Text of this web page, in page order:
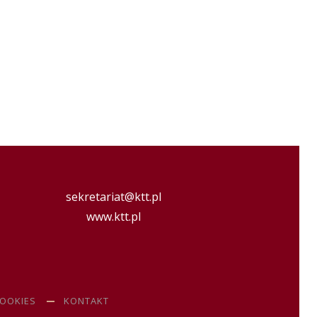
sekretariat@ktt.pl
www.ktt.pl
KONTAKT